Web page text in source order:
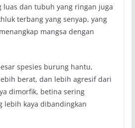
luas dan tubuh yang ringan juga
terbang yang senyap, yang
mangsa dengan
spesies burung hantu,
berat, dan lebih agresif dari
dimorfik, betina sering
lebih kaya dibandingkan